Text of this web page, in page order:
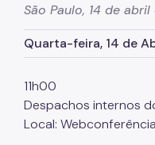
Órgãos colegiados da
Procuradoria Geral
Notícias
São Paulo, 14 de abril
Quarta-feira, 14 de
11h00
Despachos internos
Local: Webconferência